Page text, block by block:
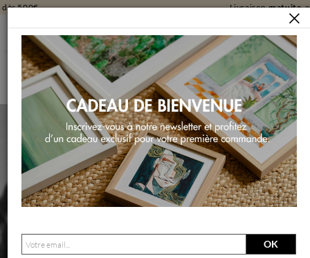
Livraisongratuiteen galerie
ARTISTES HERZ SVENJA
Herz Svenja | Artiste Contemporain : Oeuvres & Biographie
OK